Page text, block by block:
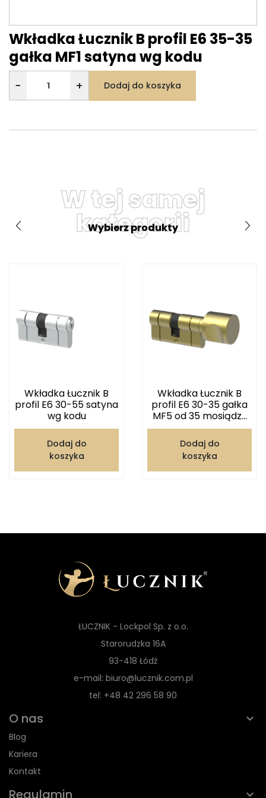
Wkładka Łucznik B profil E6 35-35
gałka MF1 satyna wg kodu
− + Dodaj do koszyka
W tej samej
kategorii
Wybierz produkty
Wkładka Łucznik B
profil E6 30-55 satyna
wg kodu
Dodaj do
koszyka
Wkładka Łucznik B
profil E6 30-35 gałka
MF5 od 35 mosiądz...
Dodaj do
koszyka
ŁUCZNIK - Lockpol Sp. z o.o.
Starorudzka 16A
93-418 Łódź
e-mail: biuro@lucznik.com.pl
tel: +48 42 296 58 90
O nas
Blog
Kariera
Kontakt
Regulamin